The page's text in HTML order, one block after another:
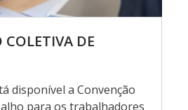
DE
disponível a Convenção
para os trabalhadores